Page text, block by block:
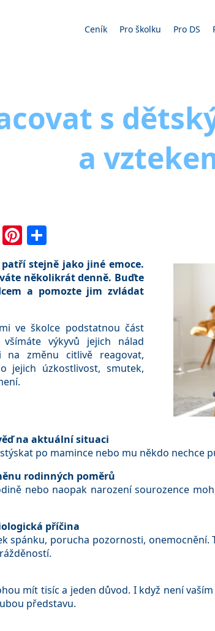
Ceník Pro školku Pro DS
s
a
Messenger
Pinterest
stejně jako jiné emoce.
několikrát denně. Buďte
a pomozte jim zvládat
ve školce podstatnou část
výkyvů jejich nálad
na změnu citlivě reagovat,
jejich úzkostlivost, smutek,
na aktuální situaci
po mamince nebo mu někdo nechce
rodinných poměrů
nebo naopak narození sourozence
příčina
spánku, porucha pozornosti,
mít tisíc a jeden důvod. I když není
představu.